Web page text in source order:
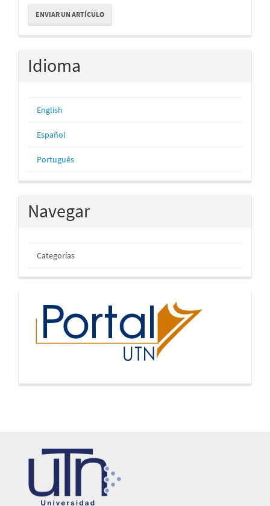
un
artículo
ENVIAR UN ARTÍCULO
Idioma
English
Español
Português
Navegar
Categorías
inicio